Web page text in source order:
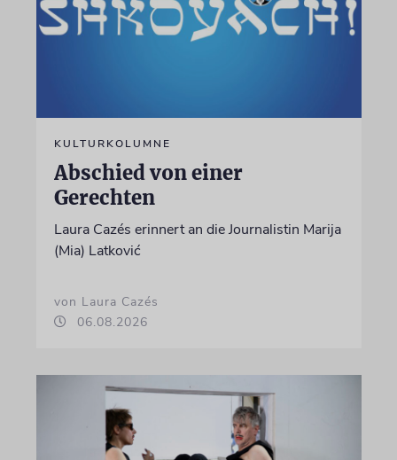
KULTURKOLUMNE
Abschied von einer
Gerechten
Laura Cazés erinnert an die Journalistin Marija
(Mia) Latković
von Laura Cazés
06.08.2026